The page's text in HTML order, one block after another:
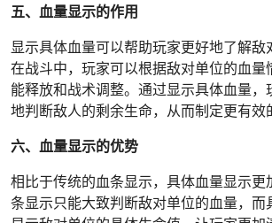
五、血量显示的作用
显示具体血量可以帮助玩家更好地了解敌
在战斗中，玩家可以根据敌对单位的血量
能释放和战术调整。通过显示具体血量，
地判断敌人的剩余生命，从而制定更有效
六、血量显示的优势
相比于传统的血条显示，具体血量显示更
条显示只能大致判断敌对单位的血量，而